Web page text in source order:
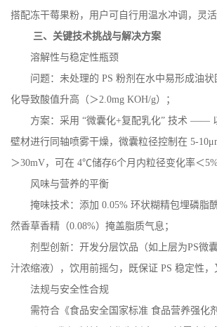
搭配冻干莓果粉，用户可自行用温水冲调，灵活
三、关键技术挑战与解决方案
溶解性与稳定性瓶颈
问题：未处理的 PS 粉剂在水中易形成油
化导致酸值升高（＞2.0mg KOH/g）；
方案：采用 “微囊化+复配乳化” 技术 ——
壁材进行同轴喷雾干燥，微囊粒径控制在 5-10μ
＞30mV，可在 4℃储存6个月内粒径变化率＜
风味与营养的平衡
掩味技术：添加 0.05% 环状糊精包埋磷脂
然香草香精（0.08%）掩盖脂质气息；
剂型创新：开发分层饮品（如上层为PS微
汁浓缩液），饮用前摇匀，既保证 PS 稳定性，
法规与安全性合规
需符合《食品安全国家标准 食品营养强化